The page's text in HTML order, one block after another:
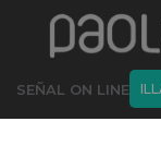
Click acá para ir
SEÑAL ON LINE